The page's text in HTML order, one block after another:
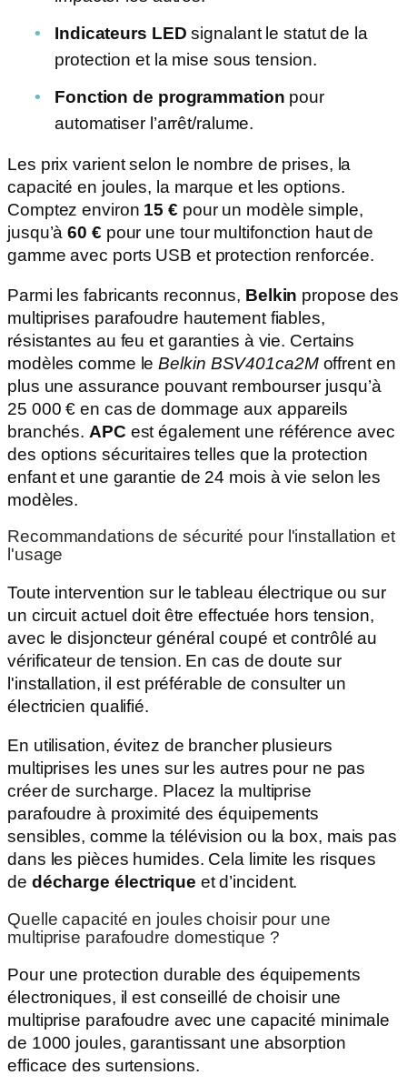
Indicateurs LED signalant le statut de la
protection et la mise sous tension.
Fonction de programmation pour
automatiser l’arrêt/ralume.
Les prix varient selon le nombre de prises, la
capacité en joules, la marque et les options.
Comptez environ 15 € pour un modèle simple,
jusqu’à60 € pour une tour multifonction haut de
gamme avec ports USB et protection renforcée.
Parmi les fabricants reconnus, Belkin propose des
multiprises parafoudre hautement fiables,
résistantes au feu et garanties à vie. Certains
modèles comme leBelkin BSV401ca2Moffrent en
plus une assurance pouvant rembourser jusqu’à
25 000 € en cas de dommage aux appareils
branchés. APC est également une référence avec
des options sécuritaires telles que la protection
enfant et une garantie de 24 mois à vie selon les
modèles.
Recommandations de sécurité pour l'installation et
l'usage
Toute intervention sur le tableau électrique ou sur
un circuit actuel doit être effectuée hors tension,
avec le disjoncteur général coupé et contrôlé au
vérificateur de tension. En cas de doute sur
l'installation, il est préférable de consulter un
électricien qualifié.
En utilisation, évitez de brancher plusieurs
multiprises les unes sur les autres pour ne pas
créer de surcharge. Placez la multiprise
parafoudre à proximité des équipements
sensibles, comme la télévision ou la box, mais pas
dans les pièces humides. Cela limite les risques
de décharge électrique et d’incident.
Quelle capacité en joules choisir pour une
multiprise parafoudre domestique ?
Pour une protection durable des équipements
électroniques, il est conseillé de choisir une
multiprise parafoudre avec une capacité minimale
de 1000 joules, garantissant une absorption
efficace des surtensions.